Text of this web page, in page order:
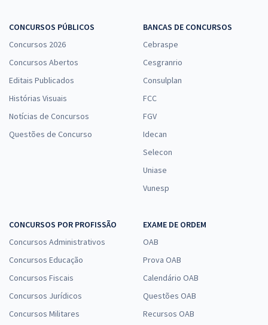
CONCURSOS PÚBLICOS
Concursos 2026
Concursos Abertos
Editais Publicados
Histórias Visuais
Notícias de Concursos
Questões de Concurso
BANCAS DE CONCURSOS
Cebraspe
Cesgranrio
Consulplan
FCC
FGV
Idecan
Selecon
Uniase
Vunesp
CONCURSOS POR PROFISSÃO
Concursos Administrativos
Concursos Educação
Concursos Fiscais
Concursos Jurídicos
Concursos Militares
EXAME DE ORDEM
OAB
Prova OAB
Calendário OAB
Questões OAB
Recursos OAB